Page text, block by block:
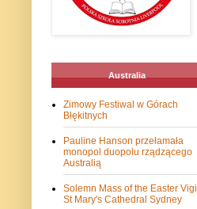
Australia
Zimowy Festiwal w Górach
Błękitnych
Pauline Hanson przełamała
monopol duopolu rządzącego
Australią
Solemn Mass of the Easter Vigil
St Mary's Cathedral Sydney